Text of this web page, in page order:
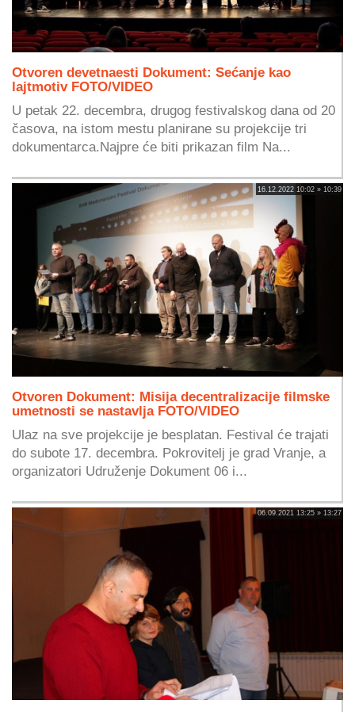
Otvoren devetnaesti Dokument: Sećanje kao
lajtmotiv FOTO/VIDEO
U petak 22. decembra, drugog festivalskog dana od 20
časova, na istom mestu planirane su projekcije tri
dokumentarca.Najpre će biti prikazan film Na...
16.12.2022 10:02 » 10:39
Otvoren Dokument: Misija decentralizacije filmske
umetnosti se nastavlja FOTO/VIDEO
Ulaz na sve projekcije je besplatan. Festival će trajati
do subote 17. decembra. Pokrovitelj je grad Vranje, a
organizatori Udruženje Dokument 06 i...
06.09.2021 13:25 » 13:27